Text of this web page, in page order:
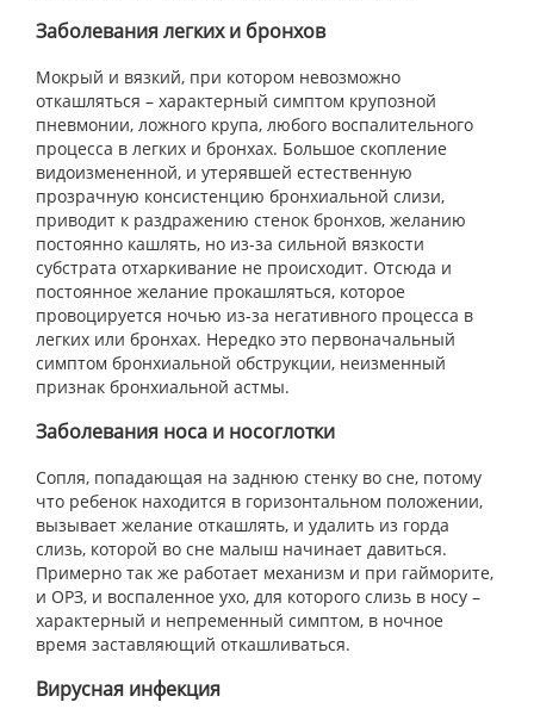
Заболевания легких и бронхов
Мокрый и вязкий, при котором невозможно
откашляться – характерный симптом крупозной
пневмонии, ложного крупа, любого воспалительного
процесса в легких и бронхах. Большое скопление
видоизмененной, и утерявшей естественную
прозрачную консистенцию бронхиальной слизи,
приводит к раздражению стенок бронхов, желанию
постоянно кашлять, но из-за сильной вязкости
субстрата отхаркивание не происходит. Отсюда и
постоянное желание прокашляться, которое
провоцируется ночью из-за негативного процесса в
легких или бронхах. Нередко это первоначальный
симптом бронхиальной обструкции, неизменный
признак бронхиальной астмы.
Заболевания носа и носоглотки
Сопля, попадающая на заднюю стенку во сне, потому
что ребенок находится в горизонтальном положении,
вызывает желание откашлять, и удалить из горда
слизь, которой во сне малыш начинает давиться.
Примерно так же работает механизм и при гайморите,
и ОРЗ, и воспаленное ухо, для которого слизь в носу –
характерный и непременный симптом, в ночное
время заставляющий откашливаться.
Вирусная инфекция